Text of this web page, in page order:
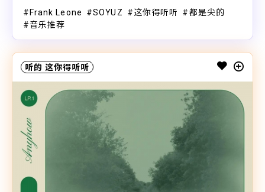
Frank Leone SOYUZ 这你得听听
都是尖的
音乐推荐
听的 这你得听听